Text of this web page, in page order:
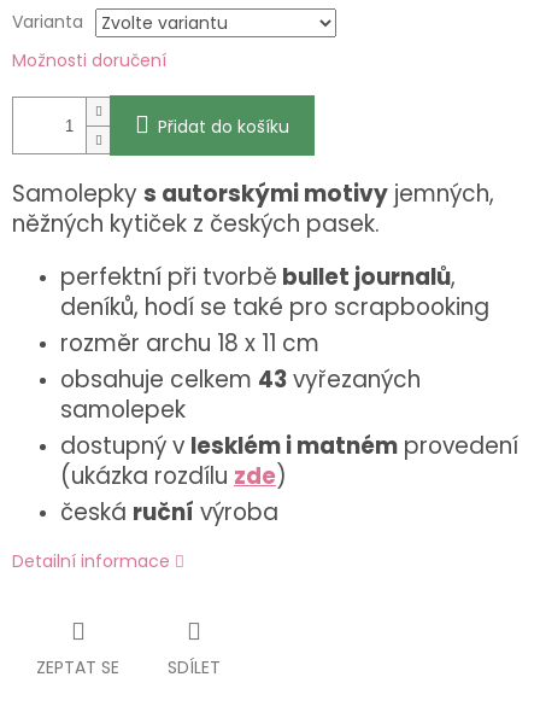
Varianta
Možnosti doručení
Přidat do košíku
Samolepky s autorskými motivy jemných,
něžných kytiček z českých pasek.
perfektní při tvorbě bullet journalů,
deníků, hodí se také pro scrapbooking
rozměr archu 18 x 11 cm
obsahuje celkem 43vyřezaných
samolepek
dostupný v lesklém i matném provedení
(ukázka rozdílu zde)
česká ruční výroba
Detailní informace
ZEPTAT SE SDÍLET